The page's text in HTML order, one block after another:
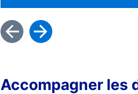
Accompagner les